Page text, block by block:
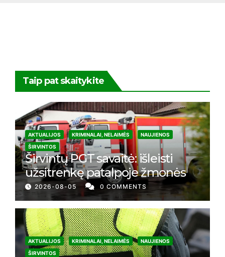
Taip pat skaitykite
AKTUALIJOS KRIMINALAI, NELAIMĖS
NAUJIENOS
ŠIRVINTOS
Širvintų PGT savaitė: išleisti
užsitrenkę patalpoje žmonės
2026-08-05 0 COMMENTS
AKTUALIJOS KRIMINALAI, NELAIMĖS
NAUJIENOS
ŠIRVINTOS